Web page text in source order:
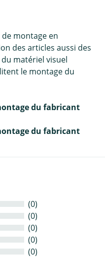
montage en
des articles aussi des
matériel visuel
le montage du
du fabricant
du fabricant
(0)
(0)
(0)
(0)
(0)